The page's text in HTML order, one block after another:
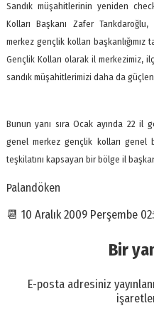
Sandık müşahitlerinin yeniden
Kolları Başkanı Zafer
merkez gençlik kolları
Gençlik Kolları olarak il merkezimiz,
sandık müşahitlerimizi daha da
Bunun yanı sıra Ocak ayında 22 il
genel merkez gençlik kolları genel
teşkilatını kapsayan bir bölge il
Palandöken
📆 10 Aralık 2009 Perşembe
Bir
E-posta adresiniz